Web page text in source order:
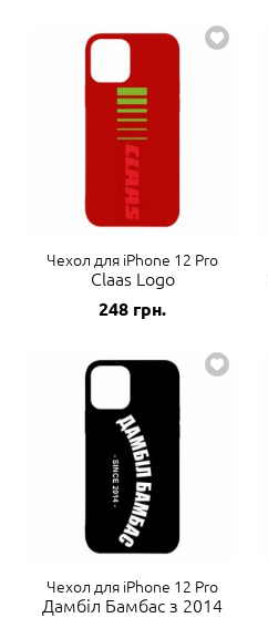
Чехол для iPhone 12 Pro
Claas Logo
248 грн.
Чехол для iPhone 12 Pro
Дамбіл Бамбас з 2014